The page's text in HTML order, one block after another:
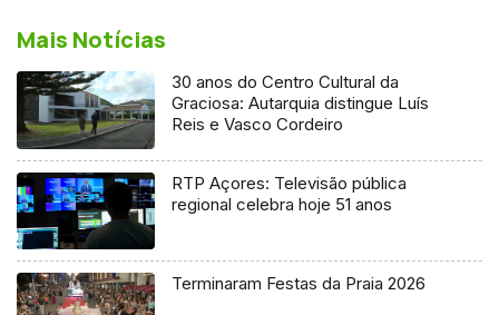
Mais Notícias
30 anos do Centro Cultural da
Graciosa: Autarquia distingue Luís
Reis e Vasco Cordeiro
RTP Açores: Televisão pública
regional celebra hoje 51 anos
Terminaram Festas da Praia 2026